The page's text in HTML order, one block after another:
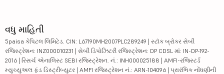
વધુ માહિતી
5paisa કેપિટલ લિમિટેડ. CIN: L67190MH2007PLC289249 | સ્ટૉક બ્રોકર સેબી
રજિસ્ટ્રેશન: INZ000010231 | સેબી ડિપોઝિટરી રજિસ્ટ્રેશન: DP CDSL માં: IN-DP-192-
2016 | રિસર્ચ એનાલિસ્ટ SEBI રજિસ્ટ્રેશન. નં.: INH000025188 | AMFI-રજિસ્ટર્ડ
મ્યુચ્યુઅલ ફંડ ડિસ્ટ્રીબ્યુટર | AMFI રજિસ્ટ્રેશન નં.: ARN-104096 | પ્રારંભિક નોંધણીની